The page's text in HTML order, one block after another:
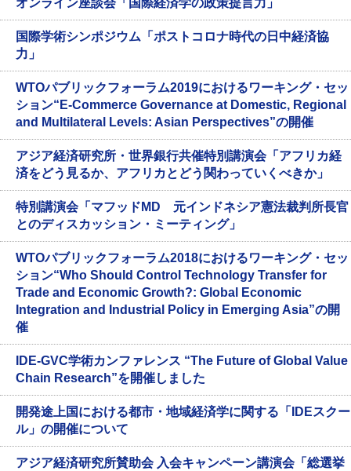
オンライン座談会「国際経済学の政策提言力」
国際学術シンポジウム「ポストコロナ時代の日中経済協
力」
WTOパブリックフォーラム2019におけるワーキング・セッ
ション“E-Commerce Governance at Domestic, Regional
and Multilateral Levels: Asian Perspectives”の開催
アジア経済研究所・世界銀行共催特別講演会「アフリカ経
済をどう見るか、アフリカとどう関わっていくべきか」
特別講演会「マフッドMD 元インドネシア憲法裁判所長官
とのディスカッション・ミーティング」
WTOパブリックフォーラム2018におけるワーキング・セッ
ション“Who Should Control Technology Transfer for
Trade and Economic Growth?: Global Economic
Integration and Industrial Policy in Emerging Asia”の開
催
IDE-GVC学術カンファレンス “The Future of Global Value
Chain Research”を開催しました
開発途上国における都市・地域経済学に関する「IDEスクー
ル」の開催について
アジア経済研究所賛助会 入会キャンペーン講演会「総選挙